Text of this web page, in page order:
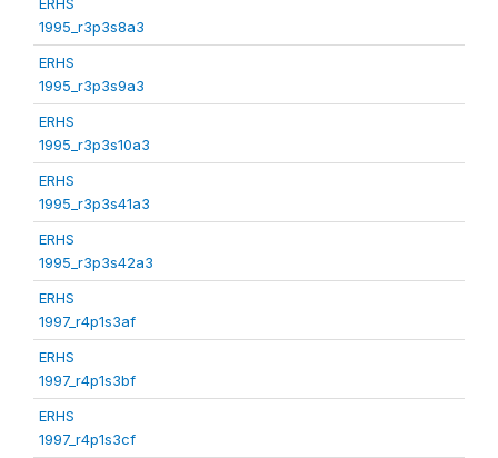
1995_r3p3s8a3
ERHS
1995_r3p3s9a3
ERHS
1995_r3p3s10a3
ERHS
1995_r3p3s41a3
ERHS
1995_r3p3s42a3
ERHS
1997_r4p1s3af
ERHS
1997_r4p1s3bf
ERHS
1997_r4p1s3cf